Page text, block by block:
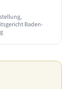
Baden-